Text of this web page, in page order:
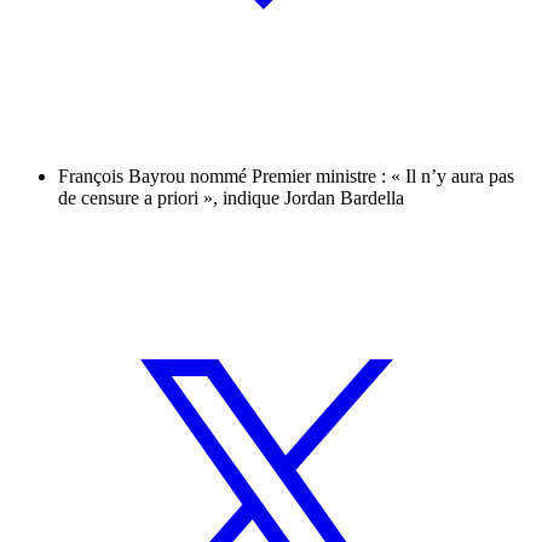
François Bayrou nommé Premier ministre : « Il n’y aura pas
de censure a priori », indique Jordan Bardella